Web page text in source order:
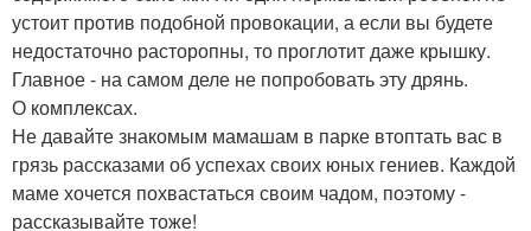
устоит против подобной провокации, а если вы будете
недостаточно расторопны, то проглотит даже крышку.
Главное - на самом деле не попробовать эту дрянь.
О комплексах.
Не давайте знакомым мамашам в парке втоптать вас в
грязь рассказами об успехах своих юных гениев. Каждой
маме хочется похвастаться своим чадом, поэтому -
рассказывайте тоже!